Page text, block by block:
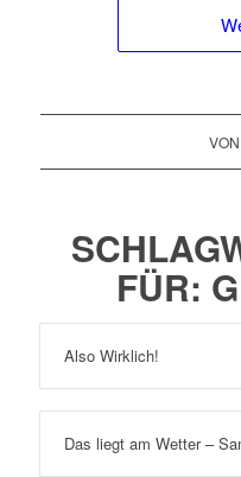
FÜR:
Also Wirklich!
Das liegt am Wetter –